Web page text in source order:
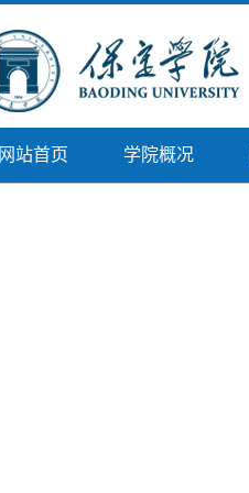
网站首页 学院概况